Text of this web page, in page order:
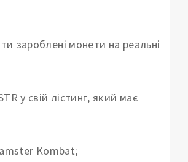
зароблені монети на реальні
у свій лістинг, який має
Kombat;